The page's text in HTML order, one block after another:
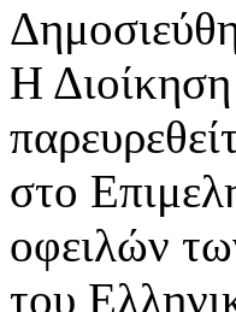
Η
στο
οφειλών
του